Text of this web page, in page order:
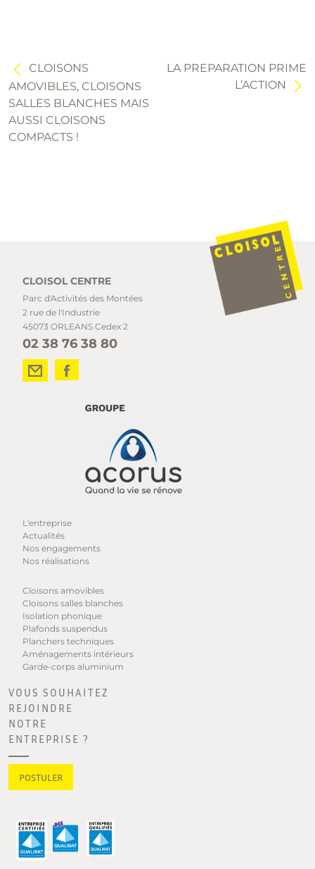
CLOISONS
AMOVIBLES, CLOISONS
SALLES BLANCHES MAIS
AUSSI CLOISONS
COMPACTS !
LA PREPARATION PRIME
L’ACTION
CLOISOL CENTRE
Parc d'Activités des Montées
2 rue de l'Industrie
45073 ORLEANS Cedex 2
02 38 76 38 80
L'entreprise
Actualités
Nos engagements
Nos réalisations
Cloisons amovibles
Cloisons salles blanches
Isolation phonique
Plafonds suspendus
Planchers techniques
Aménagements intérieurs
Garde-corps aluminium
VOUS SOUHAITEZ
REJOINDRE
NOTRE
ENTREPRISE ?
POSTULER